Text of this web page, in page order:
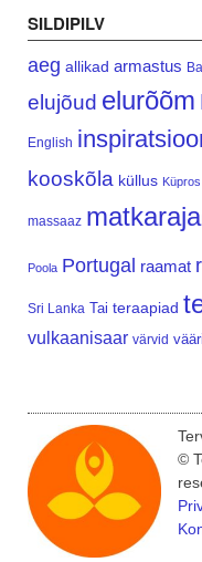
SILDIPILV
aeg allikad armastus
elujõud elurõõm
English
kooskõla küllus Küpros
massaaz
Poola Portugal raamat
Sri Lanka Tai teraapiad
vulkaanisaar värvid
©